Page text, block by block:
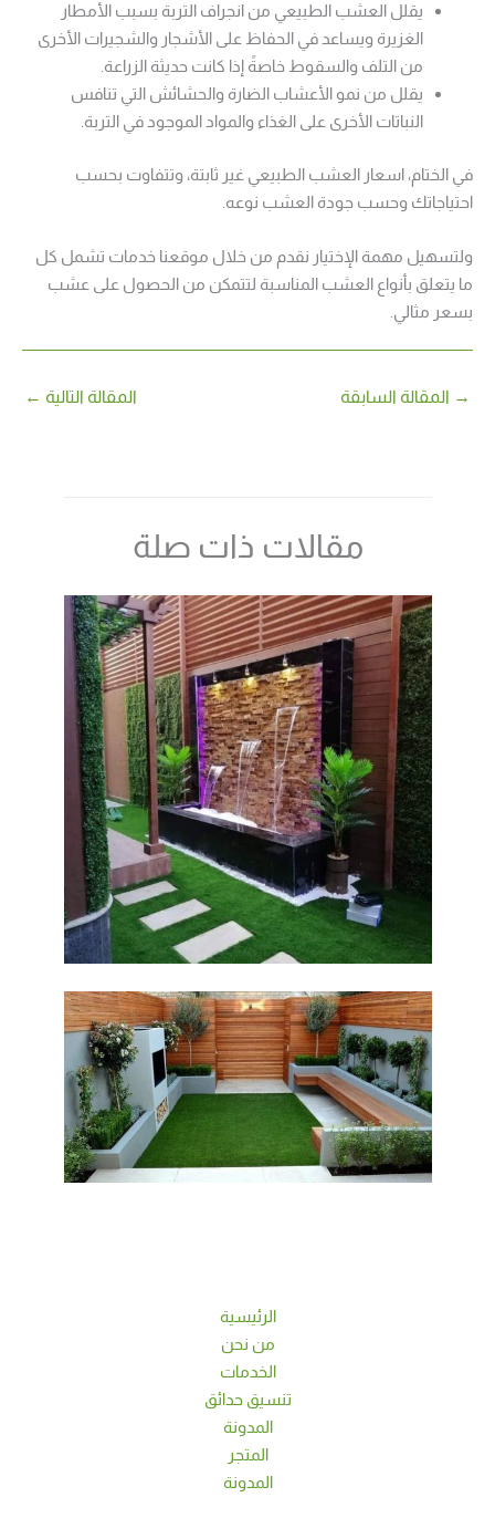
يقلل العشب الطبيعي من انجراف التربة بسبب الأمطار
الغزيرة ويساعد في الحفاظ على الأشجار والشجيرات الأخرى
من التلف والسقوط خاصةً إذا كانت حديثة الزراعة.
يقلل من نمو الأعشاب الضارة والحشائش التي تنافس
النباتات الأخرى على الغذاء والمواد الموجود في التربة.
في الختام، اسعار العشب الطبيعي غير ثابتة، وتتفاوت بحسب
احتياجاتك وحسب جودة العشب نوعه.
ولتسهيل مهمة الإختيار نقدم من خلال موقعنا خدمات تشمل كل
ما يتعلق بأنواع العشب المناسبة لتتمكن من الحصول على عشب
بسعر مثالي.
→ المقالة السابقة المقالة التالية ←
مقالات ذات صلة
الرئيسية
من نحن
الخدمات
تنسيق حدائق
المدونة
المتجر
المدونة